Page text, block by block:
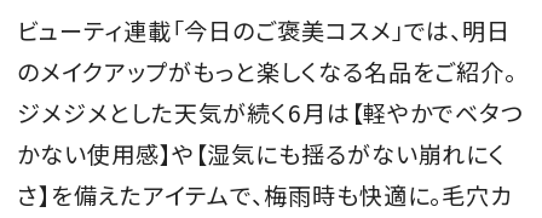
WEDDING
FORTUNE
SDGs
ビューティ連載「今日のご褒美コスメ」では、明日
のメイクアップがもっと楽しくなる名品をご紹介。
ジメジメとした天気が続く6月は【軽やかでベタつ
かない使用感】や【湿気にも揺るがない崩れにく
さ】を備えたアイテムで、梅雨時も快適に。毛穴カ